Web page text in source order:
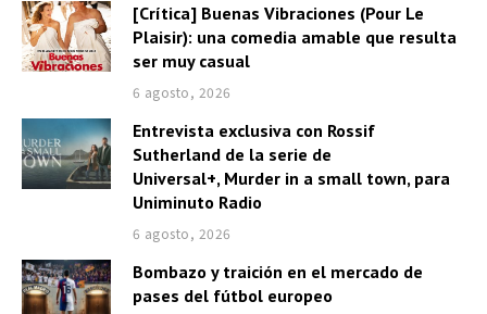
[Crítica] Buenas Vibraciones (Pour Le
Plaisir): una comedia amable que resulta
ser muy casual
6 agosto, 2026
Entrevista exclusiva con Rossif
Sutherland de la serie de
Universal+, Murder in a small town, para
Uniminuto Radio
6 agosto, 2026
Bombazo y traición en el mercado de
pases del fútbol europeo